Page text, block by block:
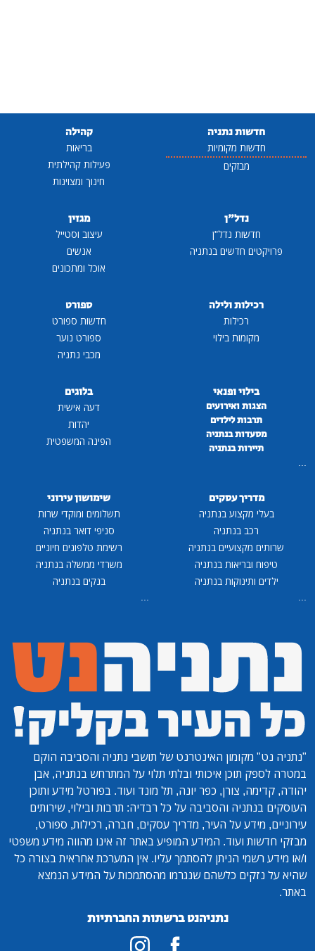
חדשות נתניה
חדשות מקומיות
מבזקים
קהילה
בריאות
פעילות קהילתית
חינוך ומצוינות
נדל"ן
חדשות נדל"ן
פרויקטים חדשים בנתניה
מגזין
עיצוב וסטייל
אנשים
אוכל ומתכונים
רכילות ולילה
רכילות
מקומות בילוי
ספורט
חדשות ספורט
ספורט נוער
מכבי נתניה
בילוי ופנאי
הצגות ואירועים
תרבות לילדים
מסעדות בנתניה
תיירות בנתניה
בלוגים
דעה אישית
יהדות
הפינה המשפטית
מדריך עסקים
בעלי מקצוע בנתניה
רכב בנתניה
שרותים מקצועיים בנתניה
טיפוח ובריאות בנתניה
ילדים ותינוקות בנתניה
שימושון עירוני
תשלומים ומוקדי שרות
סניפי דואר בנתניה
רשימת טלפונים חיוניים
משרדי ממשלה בנתניה
בנקים בנתניה
"נתניה נט" מקומון האינטרנט של תושבי נתניה והסביבה הוקם
במטרה לספק תוכן איכותי ובלתי תלוי על המתרחש בנתניה, אבן
יהודה, קדימה, צורן, כפר יונה, תל מונד ועוד. בפורטל מידע ותוכן
העוסקים בנתניה והסביבה על כל רבדיה: תרבות ובילוי, שירותים
עירוניים, מידע על העיר, מדריך עסקים, חברה, רכילות, ספורט,
מבזקי חדשות ועוד. המידע המופיע באתר זה אינו מהווה מידע משפטי
ו/או מידע רשמי הניתן להסתמך עליו. אין המערכת אחראית בצורה כל
שהיא על נזקים כלשהם שנגרמו מהסתמכות על המידע הנמצא
באתר.
נתניהנט ברשתות החברתיות